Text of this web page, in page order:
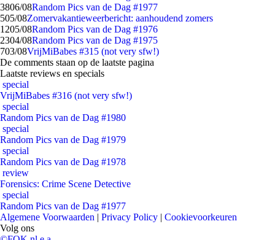
3806/08Random Pics van de Dag #1977
505/08Zomervakantieweerbericht: aanhoudend zomers
1205/08Random Pics van de Dag #1976
2304/08Random Pics van de Dag #1975
703/08VrijMiBabes #315 (not very sfw!)
De comments staan op de laatste pagina
Laatste reviews en specials
special
VrijMiBabes #316 (not very sfw!)
special
Random Pics van de Dag #1980
special
Random Pics van de Dag #1979
special
Random Pics van de Dag #1978
review
Forensics: Crime Scene Detective
special
Random Pics van de Dag #1977
Algemene Voorwaarden | Privacy Policy | Cookievoorkeuren
Volg ons